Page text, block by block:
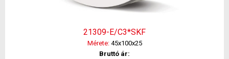
21309-E/C3*SKF
Mérete:45x100x25
Bruttó ár: